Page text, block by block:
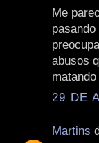
Me
abusos
29 DE
Martins